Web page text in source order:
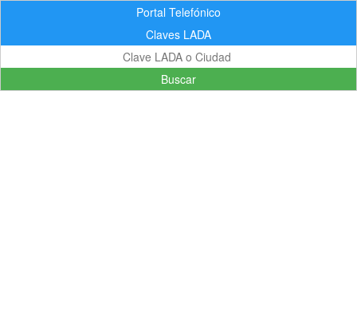
Portal Telefónico
Claves LADA
Buscar